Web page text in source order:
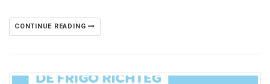
CONTINUE READING